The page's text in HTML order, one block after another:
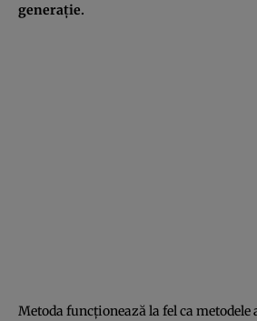
generație.
Metoda funcționează la fel ca